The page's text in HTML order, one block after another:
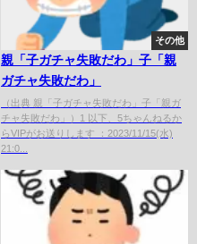
その他
親「子ガチャ失敗だわ」子「親
ガチャ失敗だわ」
（出典 親「子ガチャ失敗だわ」子「親ガ
チャ失敗だわ」）1 以下、5ちゃんねるか
らVIPがお送りします ：2023/11/15(水)
21:0...